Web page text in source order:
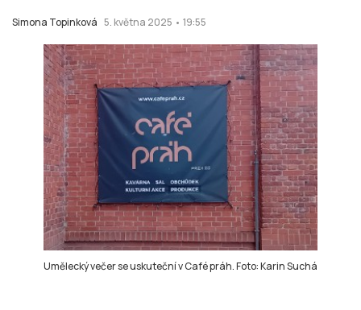
Simona Topinková 5. května 2025 • 19:55
Umělecký večer se uskuteční v Café práh. Foto: Karin Suchá